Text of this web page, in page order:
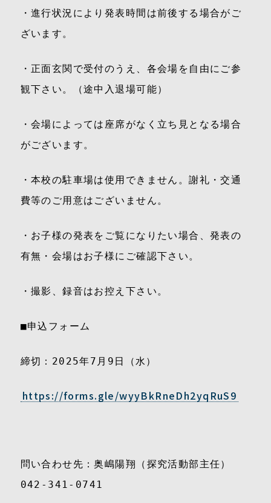
・進行状況により発表時間は前後する場合がご
ざいます。
・正面玄関で受付のうえ、各会場を自由にご参
観下さい。（途中入退場可能）
・会場によっては座席がなく立ち見となる場合
がございます。
・本校の駐車場は使用できません。謝礼・交通
費等のご用意はございません。
・お子様の発表をご覧になりたい場合、発表の
有無・会場はお子様にご確認下さい。
・撮影、録音はお控え下さい。
■申込フォーム
締切：2025年7月9日（水）
https://forms.gle/wyyBkRneDh2yqRuS9
問い合わせ先：奥嶋陽翔（探究活動部主任）
042-341-0741